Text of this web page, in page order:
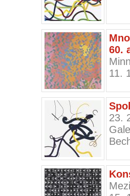
60.
11.
23.